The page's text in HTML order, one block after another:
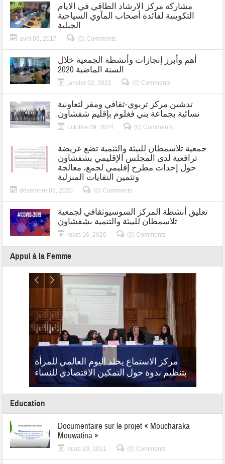
مشاركة مركز الارشاد الطاقي في الايام
التكوينية لفائدة أصحاب المآوي السياحية
الجبلية
avril 03, 2017 (0) Comments
أهم وأبرز إنجازات وأنشطة الجمعية خلال
السنة الماضية 2020
janvier 02, 2021 (0) Comments
تدشين مركز تربوي-ثقافي ومقر لتعاونية
نسائية بجماعة بني فغلوم بإقليم شفشاون
octobre 09, 2024 (0) Comments
جمعية تلاسمطان للبيئة والتنمية تضع عريضة
ترافعية لدى المجلس الإقليمي بشفشاون
حول إحدات مطرح إقليمي لجمع، معالجة
وتثمين النفايات المنزلية
décembre 02, 2020 (0) Comments
تعليق أنشطة المركز السوسيوثقافي لجمعية
تلاسمطان للبيئة والتنمية بشفشاون
mars 16, 2020 (0) Comments
Appui à la Femme
مركز الاستماع يخلد اليوم العالمي للمرأة
بتنظيم ندوة حول التمكين الاقتصادي للنساء
Education
Documentaire sur le projet « Moucharaka
Mouwatina »
mars 20, 2021 (0) Comments